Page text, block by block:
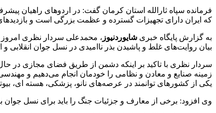
فرمانده سپاه ثارالله استان کرمان گفت: در اردوهای راهیان
که ایران دارای تجهیزات گسترده و عظمت بزرگی است و
به گزارش پایگاه خبری شایوردنیوز ، محمدعلی سردار نظری امروز
بیان روایت‌های غلط و پاشیدن بذر ناامیدی در نسل جوان
سردار نظری با تاکید بر اینکه دشمن از طریق فضای مجازی در
زمینه صنایع و معادن و نظامی را خودمان انجام می‌دهیم و
یکی از کشورهای توانمند در عرصه‌های نانو، پزشکی، هسته ای،
وی افزود: برخی از معارف و جزئیات جنگ را باید برای نسل جوان